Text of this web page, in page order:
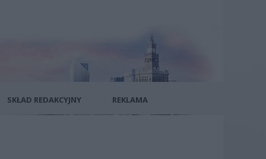
SKŁAD REDAKCYJNY REKLAMA